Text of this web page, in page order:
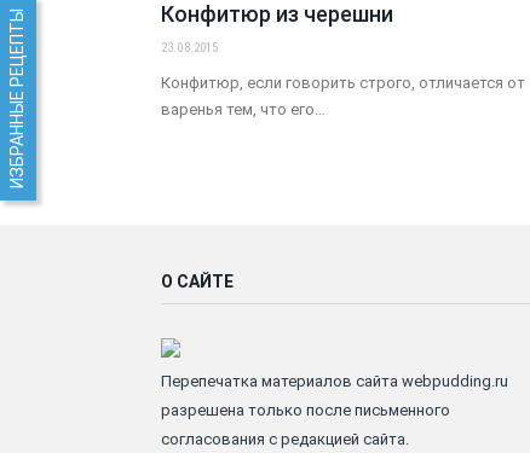
Конфитюр из черешни
23.08.2015
Конфитюр, если говорить строго, отличается от
варенья тем, что его…
О САЙТЕ
Перепечатка материалов сайта webpudding.ru
разрешена только после письменного
согласования с редакцией сайта.
ИЗБРАННЫЕ РЕЦЕПТЫ